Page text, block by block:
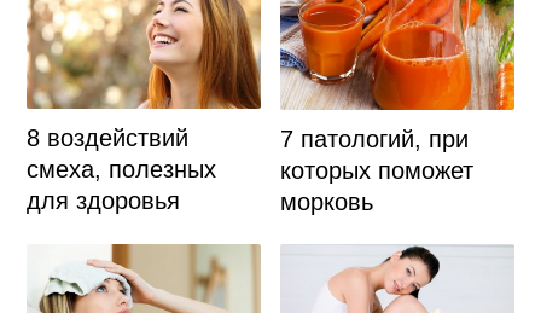
8 воздействий
смеха, полезных
для здоровья
7 патологий, при
которых поможет
морковь